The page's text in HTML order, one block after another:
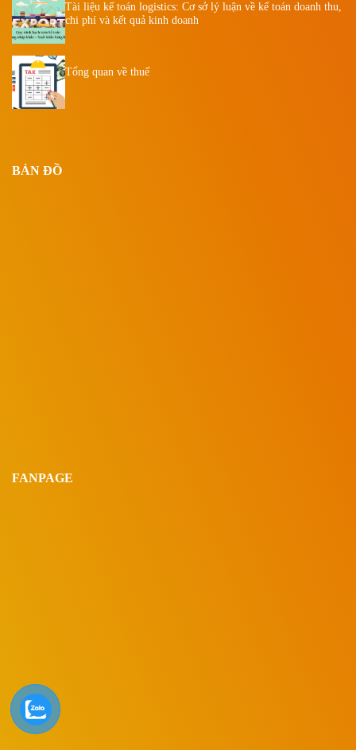
Tài liệu kế toán logistics: Cơ sở lý luận về kế toán doanh thu,
chi phí và kết quả kinh doanh
Tổng quan về thuế
BẢN ĐỒ
FANPAGE